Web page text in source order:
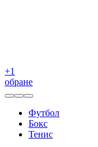
+1
обране
Футбол
Бокс
Тенис